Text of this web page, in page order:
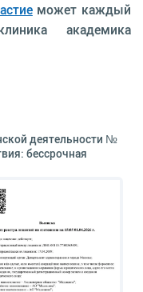
может каждый
академика
деятельности №
бессрочная